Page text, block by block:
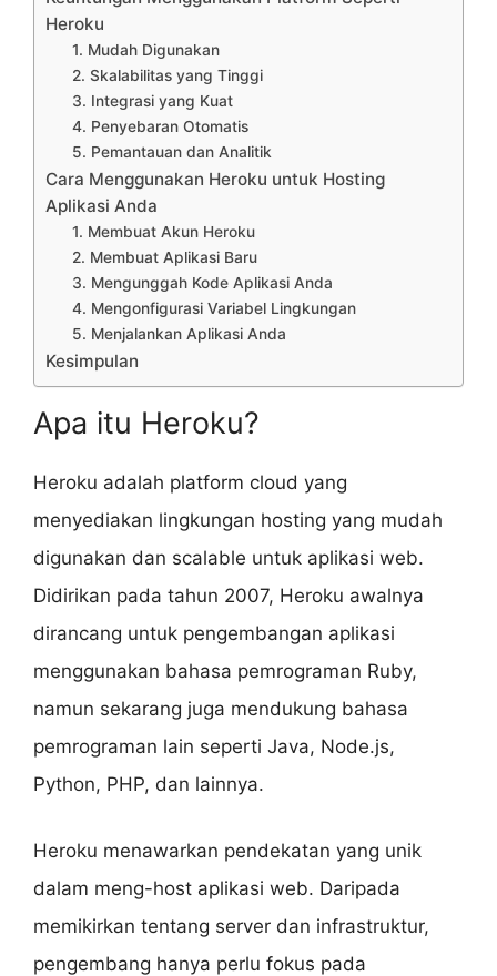
Heroku
1. Mudah Digunakan
2. Skalabilitas yang Tinggi
3. Integrasi yang Kuat
4. Penyebaran Otomatis
5. Pemantauan dan Analitik
Cara Menggunakan Heroku untuk Hosting
Aplikasi Anda
1. Membuat Akun Heroku
2. Membuat Aplikasi Baru
3. Mengunggah Kode Aplikasi Anda
4. Mengonfigurasi Variabel Lingkungan
5. Menjalankan Aplikasi Anda
Kesimpulan
Apa itu Heroku?
Heroku adalah platform cloud yang
menyediakan lingkungan hosting yang mudah
digunakan dan scalable untuk aplikasi web.
Didirikan pada tahun 2007, Heroku awalnya
dirancang untuk pengembangan aplikasi
menggunakan bahasa pemrograman Ruby,
namun sekarang juga mendukung bahasa
pemrograman lain seperti Java, Node.js,
Python, PHP, dan lainnya.
Heroku menawarkan pendekatan yang unik
dalam meng-host aplikasi web. Daripada
memikirkan tentang server dan infrastruktur,
pengembang hanya perlu fokus pada